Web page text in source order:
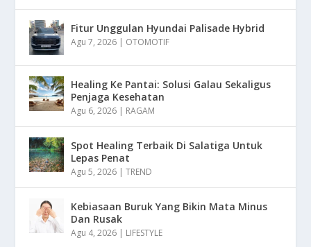
Fitur Unggulan Hyundai Palisade Hybrid
Agu 7, 2026 | OTOMOTIF
Healing Ke Pantai: Solusi Galau Sekaligus
Penjaga Kesehatan
Agu 6, 2026 | RAGAM
Spot Healing Terbaik Di Salatiga Untuk
Lepas Penat
Agu 5, 2026 |TREND
Kebiasaan Buruk Yang Bikin Mata Minus
Dan Rusak
Agu 4, 2026 | LIFESTYLE